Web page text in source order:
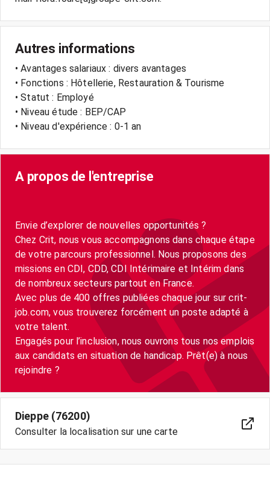
Autres informations
• Avantages salariaux : divers avantages
• Fonctions : Hôtellerie, Restauration & Tourisme
• Statut : Employé
• Niveau étude : BEP/CAP
• Niveau d'expérience : 0-1 an
A propos de l'entreprise
Envie d’explorer de nouvelles opportunités ?
Chez Crit, nous vous accompagnons dans chaque étape
de votre parcours professionnel. Nous proposons des
missions en CDI, CDD, CDI Intérimaire et Intérim dans
de nombreux secteurs partout en France.
Avec plus de 400 offres publiées chaque jour sur crit-
job.com, vous trouverez forcément un poste adapté à
votre talent.
Engagés pour l’inclusion, nous ouvrons tous nos emplois
aux candidats en situation de handicap. Prêt(e) à nous
Dieppe (76200)
Consulter la localisation sur une carte